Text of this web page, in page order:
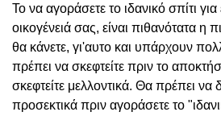
Το να αγοράσετε το ιδανικό σπίτι
οικογένειά σας, είναι πιθανότατα η
θα κάνετε, γι'αυτο και υπάρχουν
πρέπει να σκεφτείτε πριν το
σκεφτείτε μελλοντικά. Θα πρέπει να
προσεκτικά πριν αγοράσετε το